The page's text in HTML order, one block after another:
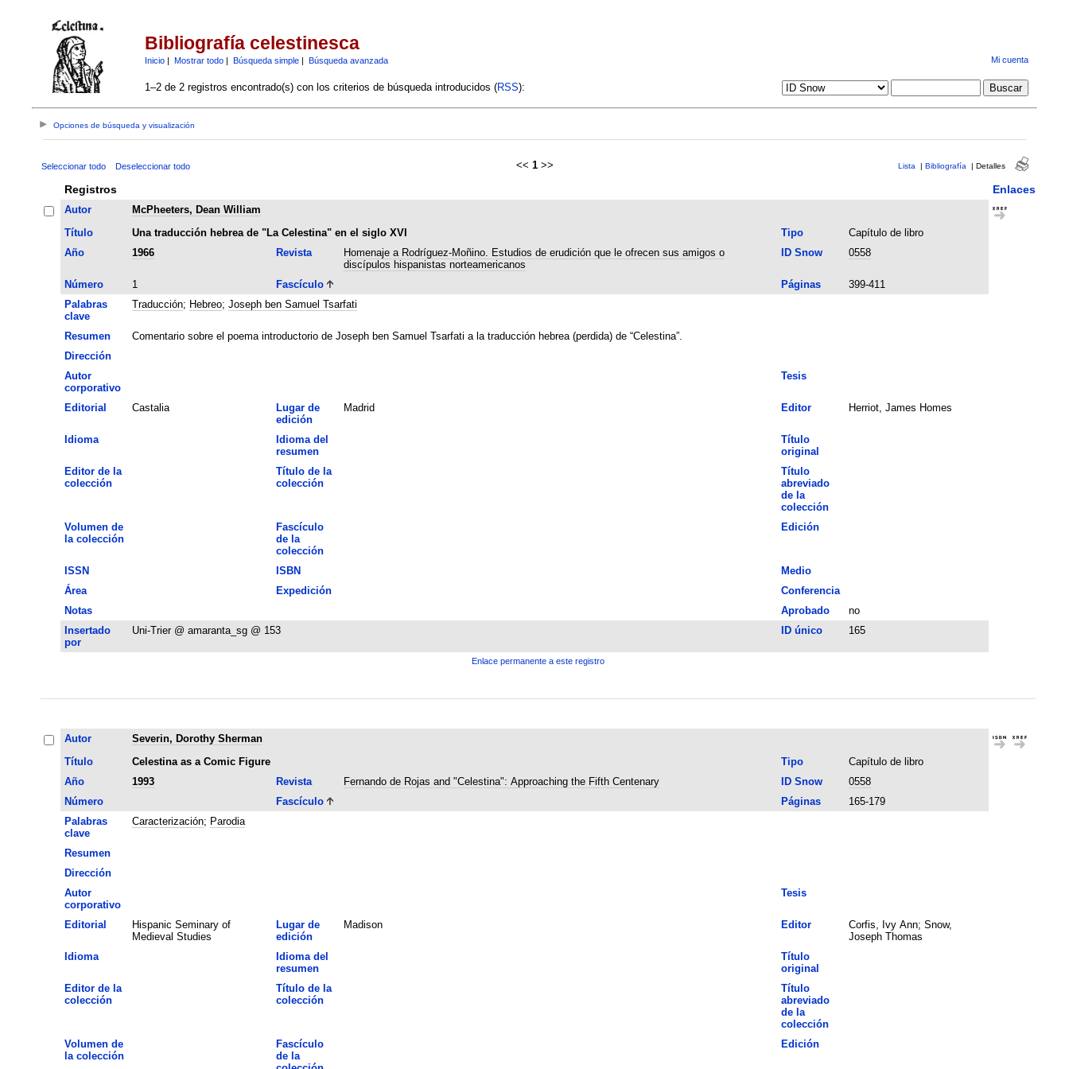
Bibliografía celestinesca
Inicio| Mostrar todo| Búsqueda simple| Búsqueda avanzada Mi cuenta
1–2 de 2 registros encontrado(s) con los criterios de búsqueda introducidos (RSS):
Opciones de búsqueda y visualización
Seleccionar todo Deseleccionar todo << 1 >> Lista | Bibliografía | Detalles
Registros Enlaces
Autor
McPheeters, Dean William
Título
Una traducción hebrea de "La Celestina" en el siglo XVI Tipo
Capítulo de libro
Año
1966 Revista
Homenaje a Rodríguez-Moñino. Estudios de erudición que le ofrecen sus amigos o
discípulos hispanistas norteamericanos
ID Snow 0558
Número 1 Fascículo Páginas
399-411
Palabras
clave
Traducción; Hebreo; Joseph ben Samuel Tsarfati
Resumen
Comentario sobre el poema introductorio de Joseph ben Samuel Tsarfati a la traducción hebrea (perdida) de “Celestina”.
Dirección
Autor
corporativo
Tesis
Editorial Castalia
Lugar de
edición
Madrid Editor Herriot, James Homes
Idioma
Idioma del
resumen
Título
original
Editor de la
colección
Título de la
colección
Título
abreviado
de la
colección
Volumen de
la colección
Fascículo
de la
colección
Edición
ISSN ISBN
Medio
Área
Expedición
Conferencia
Notas
Aprobado
no
Insertado
por
Uni-Trier @ amaranta_sg @ 153 ID único 165
Enlace permanente a este registro
Autor
Severin, Dorothy Sherman
Título
Celestina as a Comic Figure Tipo
Capítulo de libro
Año
1993 Revista Fernando de Rojas and "Celestina": Approaching the Fifth Centenary ID Snow
0558
Número
Fascículo Páginas
165-179
Palabras
clave
Caracterización; Parodia
Resumen
Dirección
Autor
corporativo
Tesis
Editorial
Hispanic Seminary of
Medieval Studies
Lugar de
edición
Madison Editor
Corfis, Ivy Ann; Snow,
Joseph Thomas
Idioma
Idioma del
resumen
Título
original
Editor de la
colección
Título de la
colección
Título
abreviado
de la
colección
Volumen de
la colección
Fascículo
de la
Edición